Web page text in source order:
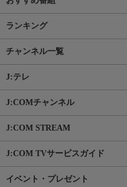
ランキング
チャンネル一覧
J:テレ
J:COMチャンネル
J:COM STREAM
J:COM TVサービスガイド
イベント・プレゼント